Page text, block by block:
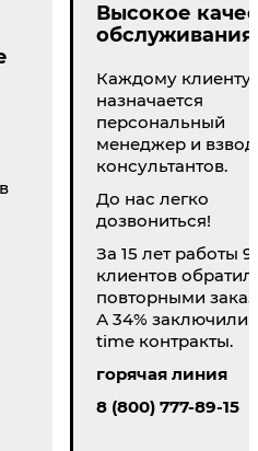
Высокое
обслуживания
Каждому клиенту
назначается
персональный
менеджер и взвод
консультантов.
До нас легко
дозвониться!
За 15 лет работы
клиентов
повторными
А 34% заключили
time контракты.
горячая линия
8 (800) 777-89-15